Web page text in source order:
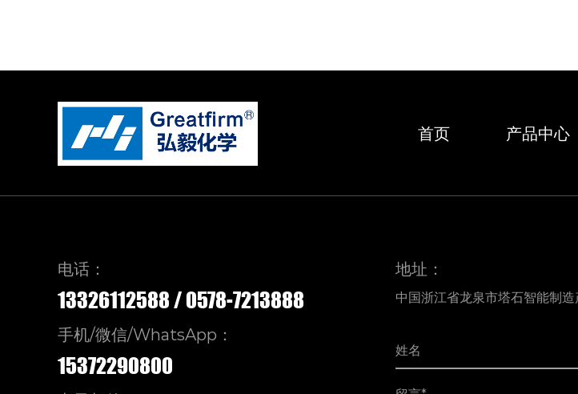
首页 产品中心
电话：
13326112588/0578-7213888
手机/微信/WhatsApp：
15372290800
地址：
中国浙江省龙泉市塔石智能制